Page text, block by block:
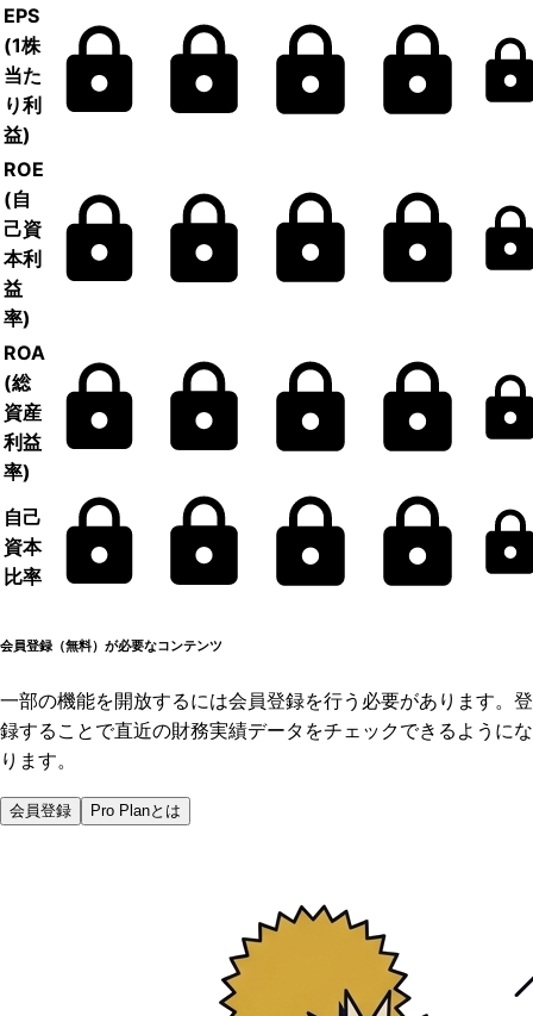
EPS
(1株
当た
り利
益)
ROE
(自
己資
本利
益
率)
ROA
(総
資産
利益
率)
自己
資本
比率
会員登録（無料）が必要なコンテンツ
一部の機能を開放するには会員登録を行う必要があります。登
録することで直近の財務実績データをチェックできるようにな
ります。
会員登録 Pro Planとは